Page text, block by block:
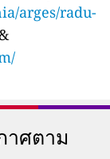
arges/radu-
ศตาม